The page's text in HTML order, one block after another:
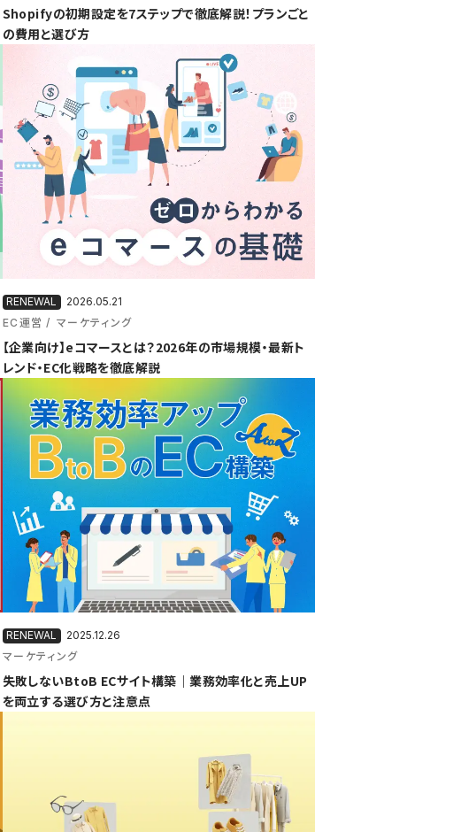
Shopifyの初期設定を7ステップで徹底解説！プランごと
の費用と選び方
2026.05.21
EC運営
マーケティング
【企業向け】eコマースとは？2026年の市場規模・最新ト
レンド・EC化戦略を徹底解説
2025.12.26
マーケティング
失敗しないBtoB ECサイト構築｜業務効率化と売上UP
を両立する選び方と注意点